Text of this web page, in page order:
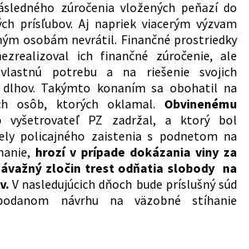
zúročenia vložených peňazí do
prísľubov. Aj napriek viacerým výzvam
osobám nevrátil. Finančné prostriedky
ich finančné zúročenie, ale
potrebu a na riešenie svojich
dlhov. Takýmto konaním sa obohatil na
osôb, ktorých oklamal. Obvinenému
vyšetrovateľ PZ zadržal, a ktorý bol
policajného zaistenia s podnetom na
hrozí v prípade dokázania viny za
zločin trest odňatia slobody na
V nasledujúcich dňoch bude príslušný súd
návrhu na väzobné stíhanie